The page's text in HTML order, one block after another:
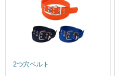
2つ穴ベルト